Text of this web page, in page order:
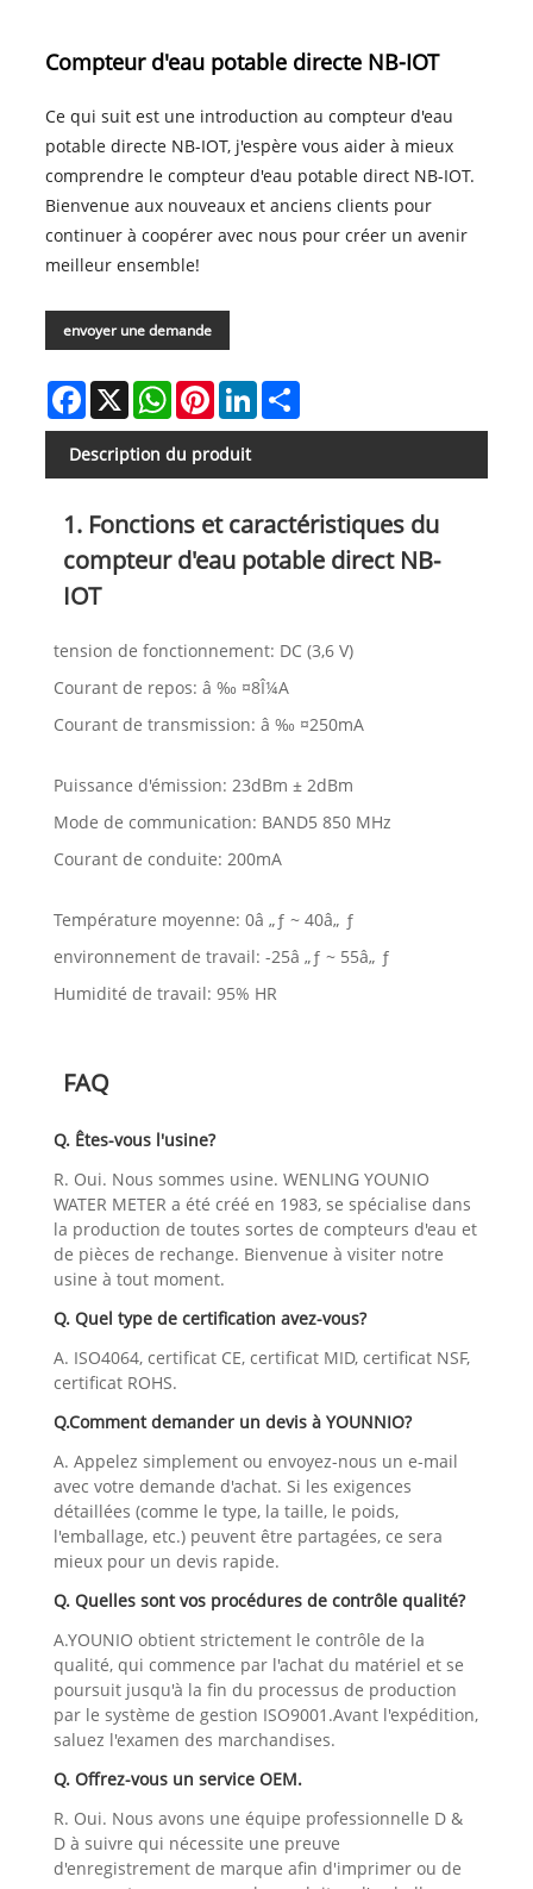
Compteur d'eau potable directe NB-IOT
Ce qui suit est une introduction au compteur d'eau
potable directe NB-IOT, j'espère vous aider à mieux
comprendre le compteur d'eau potable direct NB-IOT.
Bienvenue aux nouveaux et anciens clients pour
continuer à coopérer avec nous pour créer un avenir
meilleur ensemble!
envoyer une demande
Facebook
X WhatsAppPinterestLinkedInShare
Description du produit
1. Fonctions et caractéristiques du
compteur d'eau potable direct NB-
IOT
tension de fonctionnement: DC (3,6 V)
Courant de repos: â ‰ ¤8Î¼A
Courant de transmission: â ‰ ¤250mA
Puissance d'émission: 23dBm ± 2dBm
Mode de communication: BAND5 850 MHz
Courant de conduite: 200mA
Température moyenne: 0â „ƒ ~ 40â„ ƒ
environnement de travail: -25â „ƒ ~ 55â„ ƒ
Humidité de travail: 95% HR
FAQ
Q. Êtes-vous l'usine?
R. Oui. Nous sommes usine. WENLING YOUNIO
WATER METER a été créé en 1983, se spécialise dans
la production de toutes sortes de compteurs d'eau et
de pièces de rechange. Bienvenue à visiter notre
usine à tout moment.
Q. Quel type de certification avez-vous?
A. ISO4064, certificat CE, certificat MID, certificat NSF,
certificat ROHS.
Q.Comment demander un devis à YOUNNIO?
A. Appelez simplement ou envoyez-nous un e-mail
avec votre demande d'achat. Si les exigences
détaillées (comme le type, la taille, le poids,
l'emballage, etc.) peuvent être partagées, ce sera
mieux pour un devis rapide.
Q. Quelles sont vos procédures de contrôle qualité?
A.YOUNIO obtient strictement le contrôle de la
qualité, qui commence par l'achat du matériel et se
poursuit jusqu'à la fin du processus de production
par le système de gestion ISO9001.Avant l'expédition,
saluez l'examen des marchandises.
Q. Offrez-vous un service OEM.
R. Oui. Nous avons une équipe professionnelle D &
D à suivre qui nécessite une preuve
d'enregistrement de marque afin d'imprimer ou de